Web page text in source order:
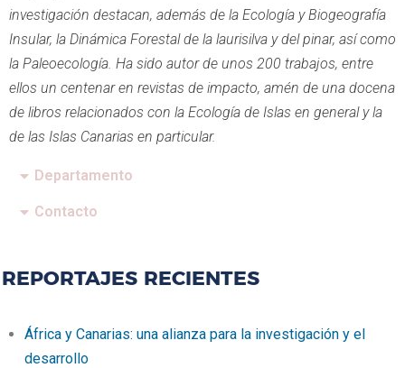
investigación destacan, además de la Ecología y Biogeografía
Insular, la Dinámica Forestal de la laurisilva y del pinar, así como
la Paleoecología. Ha sido autor de unos 200 trabajos, entre
ellos un centenar en revistas de impacto, amén de una docena
de libros relacionados con la Ecología de Islas en general y la
de las Islas Canarias en particular.
Departamento
Contacto
REPORTAJES RECIENTES
África y Canarias: una alianza para la investigación y el
desarrollo